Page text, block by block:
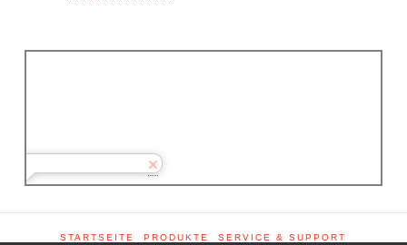
STARTSEITE PRODUKTE
SERVICE & SUPPORT